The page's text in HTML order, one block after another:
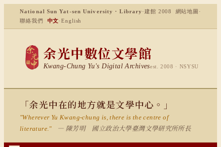
National Sun Yat-sen University · Library ·建館 2008 網站地圖 ·
聯絡我們
中文·English
余光中數位文學館
Kwang-Chung Yu's Digital Archivesest. 2008 · NSYSU
「余光中在的地方就是文學中心。」
"Wherever Yu Kwang-chung is, there is the centre of
literature."
— 陳芳明 國立政治大學臺灣文學研究所所長